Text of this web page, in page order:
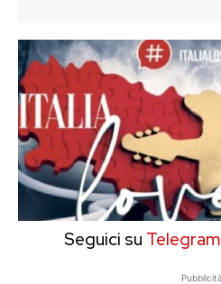
Seguici su Telegram
Pubblicità